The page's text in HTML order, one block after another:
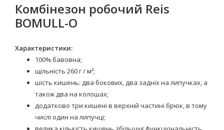
Комбінезон робочий Reis
BOMULL-O
Характеристики:
100% бавовна;
щільність 260 г / м²;
шість кишень: два бокових, два задніх на липучках, а
також два на колошах;
додатково три кишені в верхній частині брюк, в тому
числі один на липучці;